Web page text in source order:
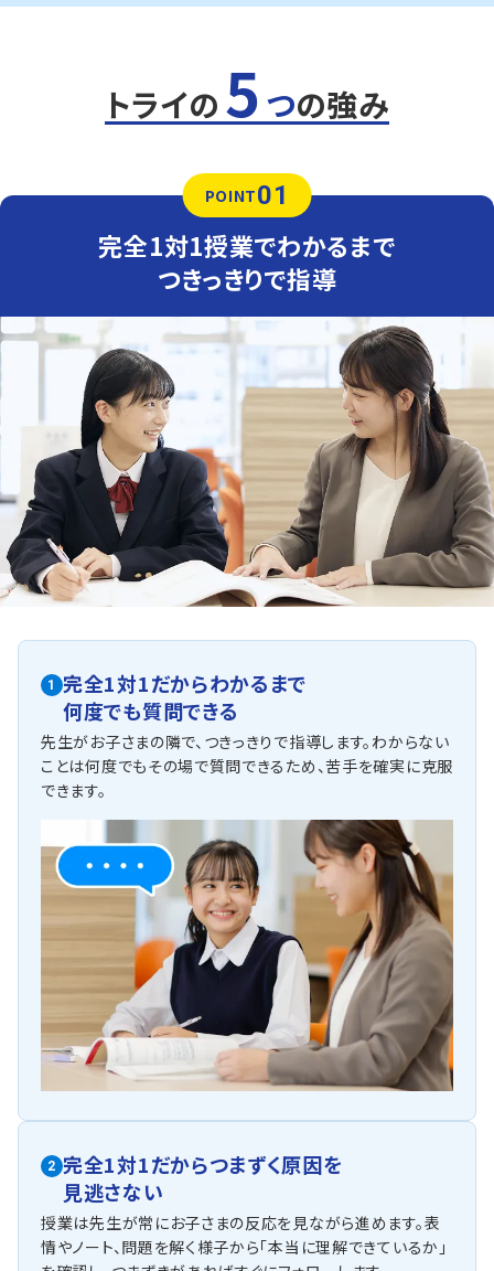
えます。
数学（教科書：東京書籍）
須恵中は学校指定のワークからの出題が多いため、ワーク
を繰り返し解くことがテスト対策のポイントです。最低3周
はワークを解けるよう、授業がない日の宿題管理まで、トラ
英語（教科書：開隆堂）
須恵中は基礎問題も応用問題も学校指定のワークからの
教材も使用可能。多くの生徒さまがワークを使って授業を
受けています。
県立高校受験・定期テスト対策コース
私立高校受験対策コース
さかのぼり学習コース
席田中学校
部活動が盛んな中学校です。部活と勉強を両立させるため
には、短い時間で効率よく勉強できる環境を整えることが
必要です。
個別教室のトライ志免校では、部活との両立を可能にする
短時間で密度の濃い授業を行っています。
他にも以下の学校に対応しています
須恵東中学校・宇美中学校、宇美南中学校など
トライの 5 つの強み
POINT01
完全1対1授業でわかるまで
つきっきりで指導
1
完全1対1だからわかるまで
何度でも質問できる
先生がお子さまの隣で、つきっきりで指導します。わからない
ことは何度でもその場で質問できるため、苦手を確実に克服
できます。
2 完全1対1だからつまずく原因を
見逃さない
授業は先生が常にお子さまの反応を見ながら進めます。表
情やノート、問題を解く様子から「本当に理解できているか」